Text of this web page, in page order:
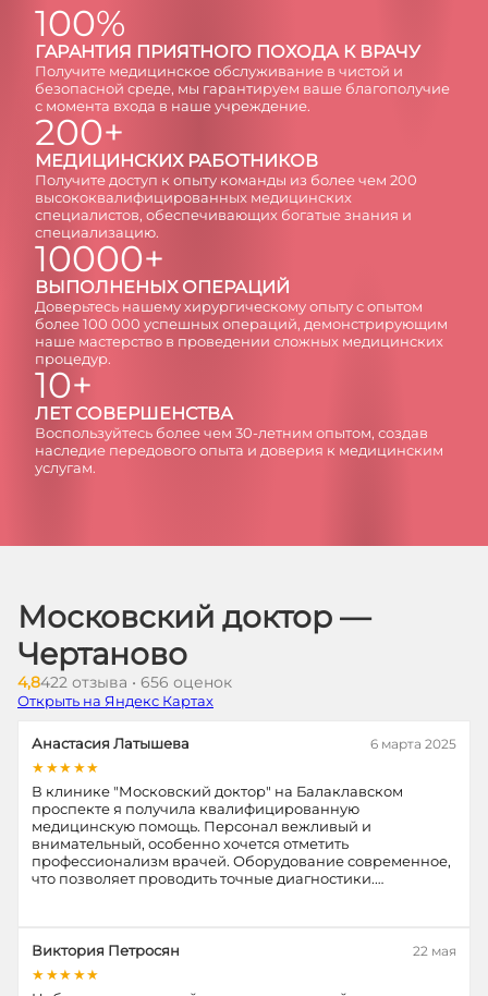
100%
ГAРAНТИЯ ПРИЯТНОГО ПОХОДА К ВРАЧУ
Получите медицинское обслуживание в чистой и
безопасной среде, мы гарантируем ваше благополучие
с момента входа в наше учреждение.
200+
МЕДИЦИНСКИХ РАБОТНИКОВ
Получите доступ к опыту команды из более чем 200
высококвалифицированных медицинских
специалистов, обеспечивающих богатые знания и
специализацию.
10000+
ВЫПОЛНЕНЫХ ОПЕРАЦИЙ
Доверьтесь нашему хирургическому опыту с опытом
более 100 000 успешных операций, демонстрирующим
наше мастерство в проведении сложных медицинских
процедур.
10+
ЛЕТ СОВЕРШЕНСТВА
Воспользуйтесь более чем 30-летним опытом, создав
наследие передового опыта и доверия к медицинским
услугам.
Московский доктор —
Чертаново
4,8422 отзыва • 656 оценок
Открыть на Яндекс Картах
Анастасия Латышева 6 марта 2025
★★★★★
В клинике "Московский доктор" на Балаклавском
проспекте я получила квалифицированную
медицинскую помощь. Персонал вежливый и
внимательный, особенно хочется отметить
профессионализм врачей. Оборудование современное,
что позволяет проводить точные диагностики.…
Виктория Петросян 22 мая
★★★★★